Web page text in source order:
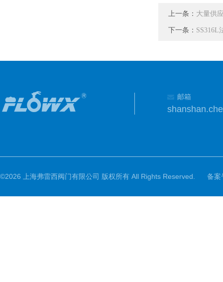
上一条： 大量供
下一条： SS316L
邮箱
©2026 上海弗雷西阀门有限公司 版权所有 All Rights Reserved. 备案